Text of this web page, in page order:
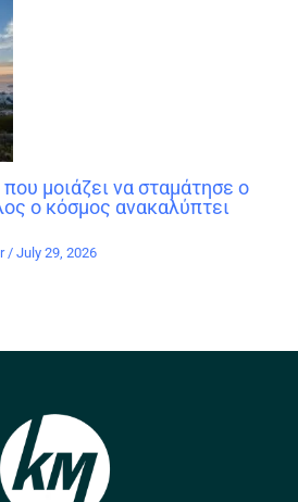
μοιάζει να σταμάτησε ο
ο κόσμος ανακαλύπτει
/July 29, 2026